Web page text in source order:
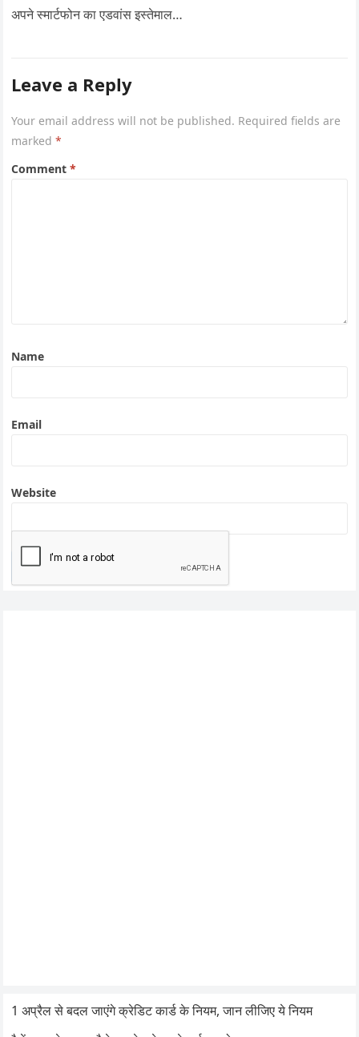
अपने स्मार्टफोन का एडवांस इस्तेमाल…
Leave a Reply
Your email address will not be published. Required fields are
marked*
Comment*
Name
Email
Website
1 अप्रैल से बदल जाएंगे क्रेडिट कार्ड के नियम, जान लीजिए ये नियम